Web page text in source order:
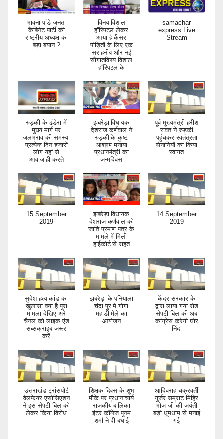
भावना पांडे जनता
कैबिनेट पार्टी की
राष्ट्रीय अध्यक्ष का
बड़ा बयान ?
विनय विशाल
हॉस्पिटल लेकर
आया है कैंसर
पीड़ितों के लिए एक
सराहनीय और नई
सौगातविनय विशाल
हॉस्पिटल के
samachar
express Live
Stream
रुड़की के ढंडेरा में
मुख्य मार्ग पर
जलभराव की समस्या
प्रत्येक दिन हजारों
लोग यहां से
आवाजाही करते
झबरेड़ा विधायक
देशराज कर्णवाल ने
रुड़की के कुष्ट
आश्रम मनाया
प्रधानमंत्री का
जन्मदिवस
पूर्व मुख्यमंत्री हरीश
रावत ने रुड़की
पहुंचकर स्वतंत्रता
सेनानियों का किया
स्वागत
15 September
2019
झबरेड़ा विधायक
देशराज कर्णवाल को
जाति प्रमाण पत्र के
मामले में मिली
हाईकोर्ट से राहत
14 September
2019
सुदेश हत्याकांड का
खुलासा क्या है पूरा
मामला देखिए अरे
चैनल को लाइक एंड
सब्सक्राइब जरूर
करें
झबरेड़ा के पनियाला
चंदा पुर मे गोगा
महाडी मेले का
आयोजन
केंद्र सरकार के
द्वारा लाया गया रोड
सेफ्टी बिल की अब
कांग्रेस करेगी घोर
निंदा
उत्तराखंड ट्रांसपोर्ट
वेलफेयर एसोसिएशन
ने इस सेफ्टी बिल को
लेकर किया विरोध
शिक्षक दिवस के शुभ
मौके पर प्रधानाचार्य
राजकीय बालिका
इंटर कॉलेज पूनम
शर्मा ने दी बधाई
आदिवराह चक्रवर्ती
गुर्जर सम्राट मिहिर
भोज जी की जयंती
बड़ी धूमधाम से मनाई
गई